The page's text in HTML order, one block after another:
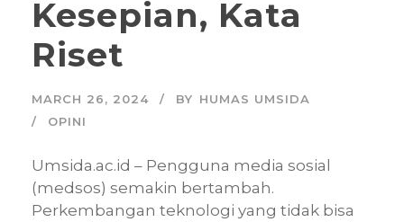
Kesepian, Kata
Riset
MARCH 26, 2024 BY HUMAS UMSIDA
OPINI
Umsida.ac.id – Pengguna media sosial
(medsos) semakin bertambah.
Perkembangan teknologi yang tidak bisa